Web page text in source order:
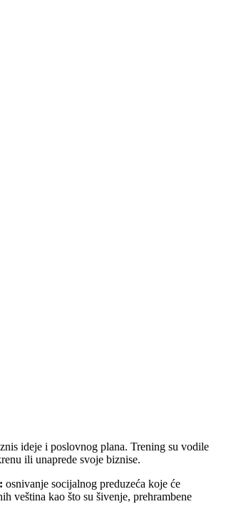
ideje i poslovnog plana. Trening su vodile
ili unaprede svoje biznise.
osnivanje socijalnog preduzeća koje će
veština kao što su šivenje, prehrambene